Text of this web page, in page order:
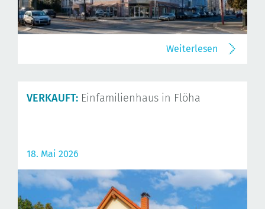
Weiterlesen
VERKAUFT: Einfamilienhaus in Flöha
18. Mai 2026